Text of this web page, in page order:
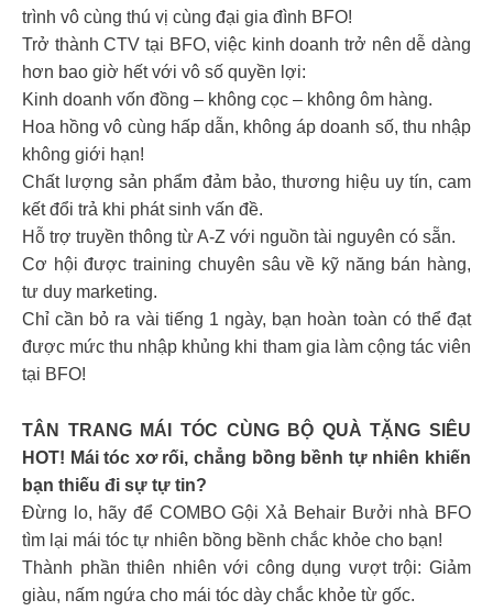
trình vô cùng thú vị cùng đại gia đình BFO!
Trở thành CTV tại BFO, việc kinh doanh trở nên dễ dàng
hơn bao giờ hết với vô số quyền lợi:
Kinh doanh vốn đồng – không cọc – không ôm hàng.
Hoa hồng vô cùng hấp dẫn, không áp doanh số, thu nhập
không giới hạn!
Chất lượng sản phẩm đảm bảo, thương hiệu uy tín, cam
kết đổi trả khi phát sinh vấn đề.
Hỗ trợ truyền thông từ A-Z với nguồn tài nguyên có sẵn.
Cơ hội được training chuyên sâu về kỹ năng bán hàng,
tư duy marketing.
Chỉ cần bỏ ra vài tiếng 1 ngày, bạn hoàn toàn có thể đạt
được mức thu nhập khủng khi tham gia làm cộng tác viên
tại BFO!
TÂN TRANG MÁI TÓC CÙNG BỘ QUÀ TẶNG SIÊU
HOT! Mái tóc xơ rối, chẳng bồng bềnh tự nhiên khiến
bạn thiếu đi sự tự tin?
Đừng lo, hãy để COMBO Gội Xả Behair Bưởi nhà BFO
tìm lại mái tóc tự nhiên bồng bềnh chắc khỏe cho bạn!
Thành phần thiên nhiên với công dụng vượt trội: Giảm
giàu, nấm ngứa cho mái tóc dày chắc khỏe từ gốc.